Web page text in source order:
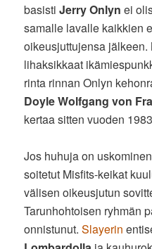
basistiJerry Onlyn ei
samalle lavalle kaikkien
oikeusjuttujensa jälkeen.
lihaksikkaat
rinta rinnan Onlyn
Doyle Wolfgang von
kertaa sitten vuoden
Jos huhuja on
soitetut Misfits-keikat
välisen oikeusjutun
Tarunhohtoisen ryhmän
onnistunut.Slayerin